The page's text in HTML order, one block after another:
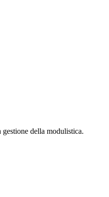
della modulistica.